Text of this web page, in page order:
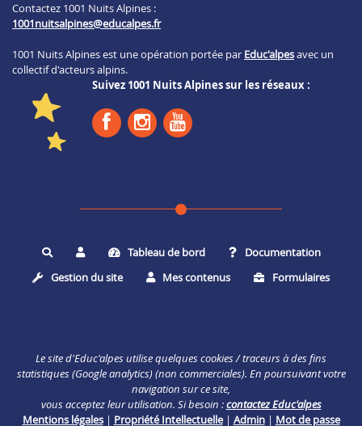
Contactez 1001 Nuits Alpines :
1001nuitsalpines@educalpes.fr
1001 Nuits Alpines est une opération portée par Educ'alpesavec un
collectif d'acteurs alpins.
Suivez 1001 Nuits Alpines sur les réseaux :
Rechercher Tableau de bord
Documentation
Gestion du site
Mes contenus Formulaires
Le site d'Educ'alpes utilise quelques cookies / traceurs à des fins
statistiques (Google analytics) (non commerciales). En poursuivant votre
navigation sur ce site,
vous acceptez leur utilisation. Si besoin :contactez Educ'alpes
Mentions légales| Propriété Intellectuelle| Admin| Mot de passe